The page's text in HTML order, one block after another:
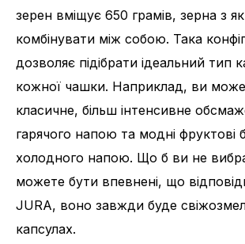
зерен вміщує 650 грамів, зерна з
комбінувати між собою. Така
дозволяє підібрати ідеальний тип
кожної чашки. Наприклад, ви
класичне, більш інтенсивне
гарячого напою та модні фруктові
холодного напою. Що б ви не
можете бути впевнені, що
JURA, воно завжди буде
капсулах.